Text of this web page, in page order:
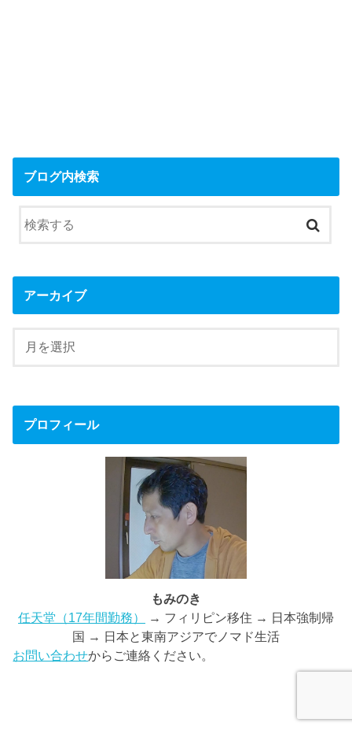
ブログ内検索
アーカイブ
プロフィール
もみのき
任天堂（17年間勤務）
→ フィリピン移住 → 日本強制帰
国 → 日本と東南アジアでノマド生活
お問い合わせからご連絡ください。